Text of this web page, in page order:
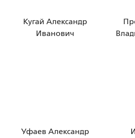
Кугай Александр
Иванович
Уфаев Александр